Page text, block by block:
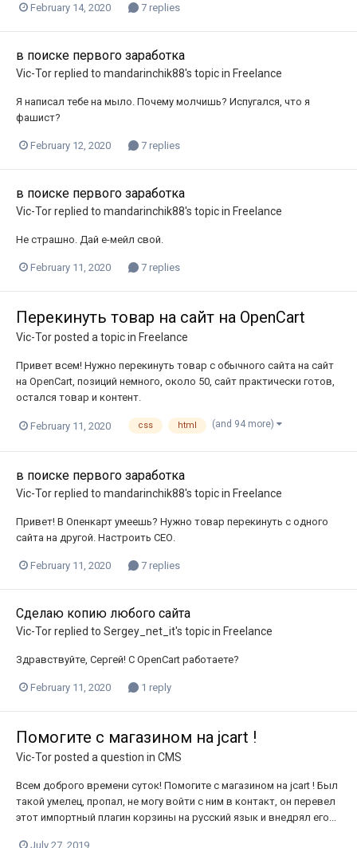
February 14, 2020 7 replies
в поиске первого заработка
Vic-Torreplied to mandarinchik88's topic in Freelance
Я написал тебе на мыло. Почему молчишь? Испугался, что я
фашист?
February 12, 2020 7 replies
в поиске первого заработка
Vic-Torreplied to mandarinchik88's topic in Freelance
Не страшно. Дай е-мейл свой.
February 11, 2020 7 replies
Перекинуть товар на сайт на OpenCart
Vic-Torposted a topic in Freelance
Привет всем! Нужно перекинуть товар с обычного сайта на сайт
на OpenCart, позиций немного, около 50, сайт практически готов,
остался товар и контент.
February 11, 2020 css html (and 94 more)
в поиске первого заработка
Vic-Torreplied to mandarinchik88's topic in Freelance
Привет! В Опенкарт умеешь? Нужно товар перекинуть с одного
сайта на другой. Настроить СЕО.
February 11, 2020 7 replies
Сделаю копию любого сайта
Vic-Torreplied to Sergey_net_it's topic in Freelance
Здравствуйте, Сергей! С OpenCart работаете?
February 11, 2020 1 reply
Помогите с магазином на jcart !
Vic-Torposted a question in CMS
Всем доброго времени суток! Помогите с магазином на jcart ! Был
такой умелец, пропал, не могу войти с ним в контакт, он перевел
этот импортный плагин корзины на русский язык и внедрял его...
July 27, 2019